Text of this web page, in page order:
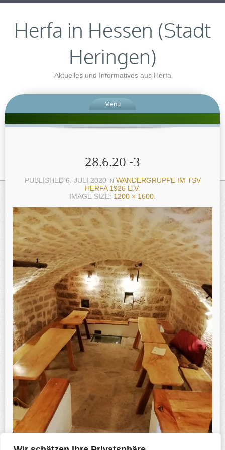
Herfa in Hessen (Stadt
Heringen)
Aktuelles und Informatives aus Herfa
Menu
28.6.20 -3
PUBLISHED 6. JULI 2020 IN WANDERGRUPPE IM TSV
HERFA 1926 E.V.
IMAGE SIZE: 1200 × 1600.